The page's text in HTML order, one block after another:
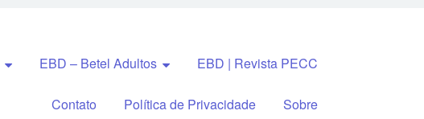
EBD – Betel Adultos EBD | Revista PECC
Contato Política de Privacidade Sobre